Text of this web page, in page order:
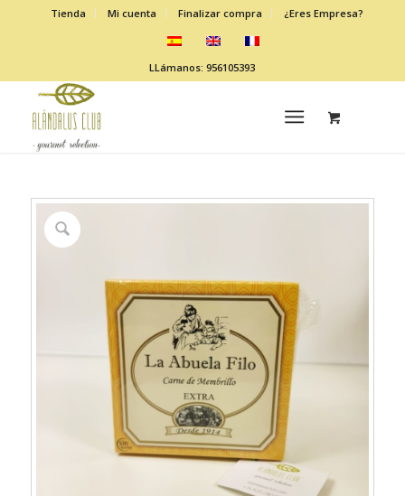
Tienda Mi cuenta Finalizar compra ¿Eres Empresa?
LLámanos: 956105393